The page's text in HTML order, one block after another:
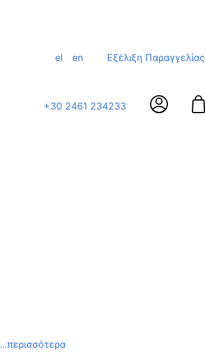
el en Εξέλιξη Παραγγελίας
+30 2461 234233
...περισσότερα